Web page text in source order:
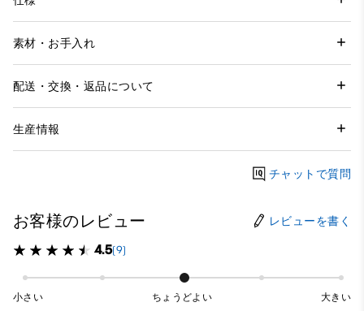
素材・お手入れ
配送・交換・返品について
生産情報
チャットで質問
お客様のレビュー レビューを書く
4.5(9)
小さい ちょうどよい 大きい